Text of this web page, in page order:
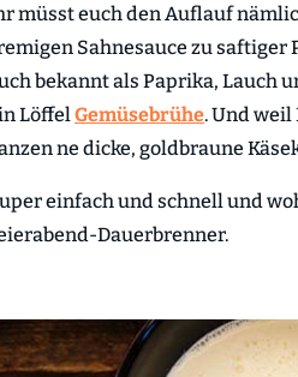
müsst euch den Auflauf
Sahnesauce zu saftiger
bekannt als Paprika, Lauch
LöffelGemüsebrühe. Und weil
ne dicke, goldbraune
einfach und schnell und
Dauerbrenner.